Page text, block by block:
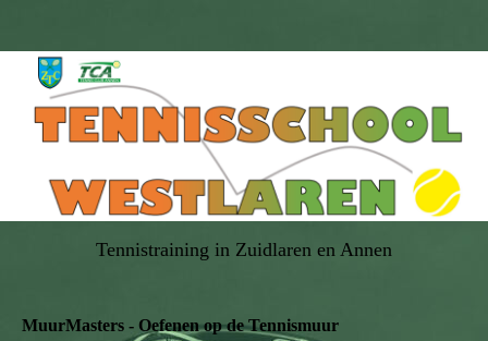
Tennistraining in Zuidlaren en Annen
MuurMasters - Oefenen op de Tennismuur